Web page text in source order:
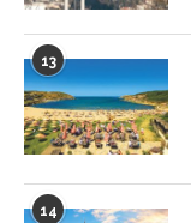
13
14